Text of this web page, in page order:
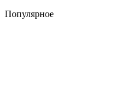
Популярное